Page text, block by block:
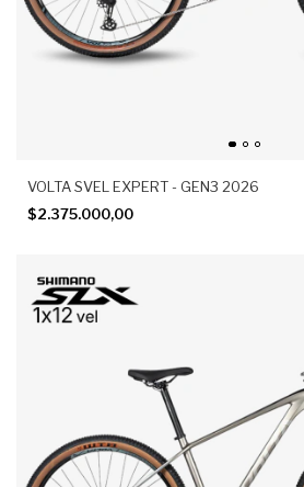
VOLTA SVEL EXPERT - GEN3 2026
$2.375.000,00